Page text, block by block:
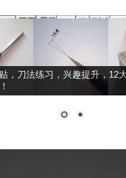
，刀法练习，兴趣提升，12